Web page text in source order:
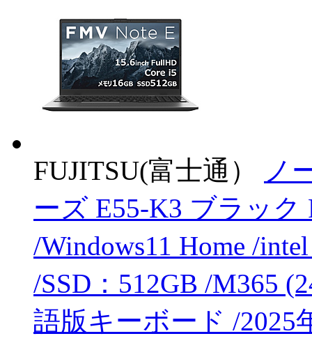
FUJITSU(富士通）
ノ
ーズ E55-K3 ブラック
/Windows11 Home /
/SSD：512GB /M365
語版キーボード /2025